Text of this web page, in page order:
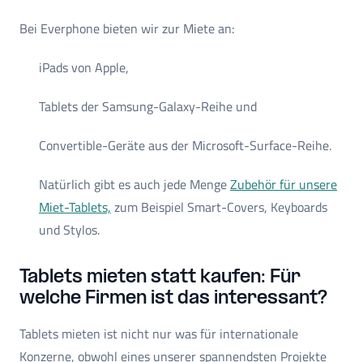
Bei Everphone bieten wir zur Miete an:
iPads von Apple,
Tablets der Samsung-Galaxy-Reihe und
Convertible-Geräte aus der Microsoft-Surface-Reihe.
Natürlich gibt es auch jede MengeZubehör für unsere
Miet-Tablets, zum Beispiel Smart-Covers, Keyboards
und Stylos.
Tablets mieten statt kaufen: Für
welche Firmen ist das interessant?
Tablets mieten ist nicht nur was für internationale
Konzerne, obwohl eines unserer spannendsten Projekte